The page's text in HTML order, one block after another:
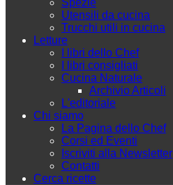
Utensili da cucina
Trucchi utili in cucina
Letture
I libri dello Chef
I libri consigliati
Cucina Naturale
Archivio Articoli
L'editoriale
Chi siamo
La Pagina dello Chef
Corsi ed Eventi
Iscriviti alla Newsletter
Contatti
Cerca ricette